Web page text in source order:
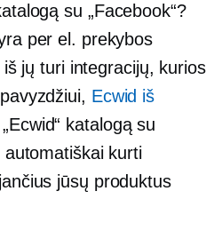
su „Facebook“?
per el. prekybos
jų turi integracijų, kurios
Ecwid iš
katalogą su
automatiškai kurti
jūsų produktus